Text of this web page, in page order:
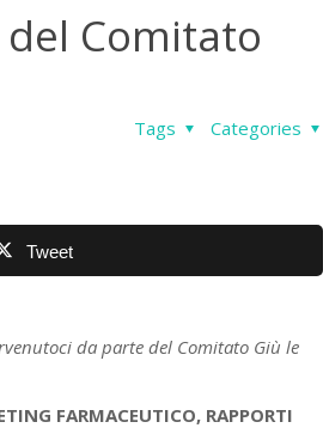
Comitato
Categories
Tags
Tweet
da parte del Comitato Giù le
FARMACEUTICO, RAPPORTI